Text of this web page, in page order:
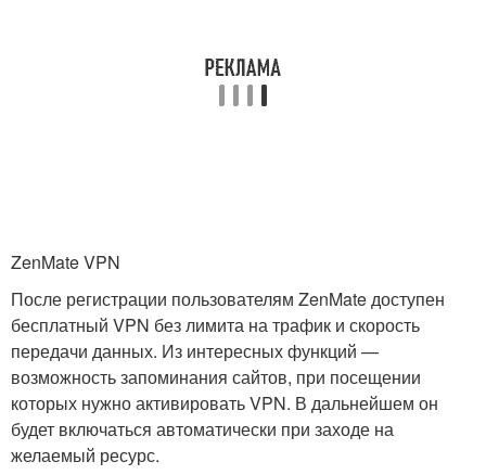
ZenMate VPN
После регистрации пользователям ZenMate доступен
бесплатный VPN без лимита на трафик и скорость
передачи данных. Из интересных функций —
возможность запоминания сайтов, при посещении
которых нужно активировать VPN. В дальнейшем он
будет включаться автоматически при заходе на
желаемый ресурс.